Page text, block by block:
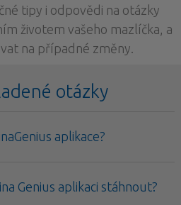
tipy i odpovědi na otázky
životem vašeho mazlíčka, a
na případné změny.
otázky
aplikace?
Genius aplikaci stáhnout?